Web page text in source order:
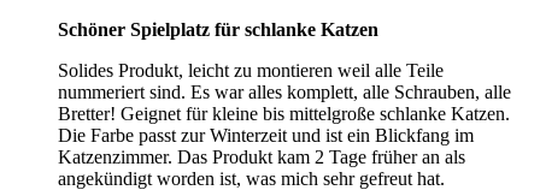
Schöner Spielplatz für schlanke Katzen
Solides Produkt, leicht zu montieren weil alle Teile
nummeriert sind. Es war alles komplett, alle Schrauben, alle
Bretter! Geignet für kleine bis mittelgroße schlanke Katzen.
Die Farbe passt zur Winterzeit und ist ein Blickfang im
Katzenzimmer. Das Produkt kam 2 Tage früher an als
angekündigt worden ist, was mich sehr gefreut hat.